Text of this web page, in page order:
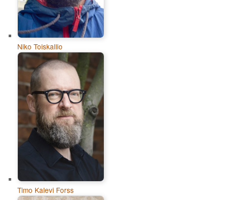
Niko Toiskallio
Timo Kalevi Forss